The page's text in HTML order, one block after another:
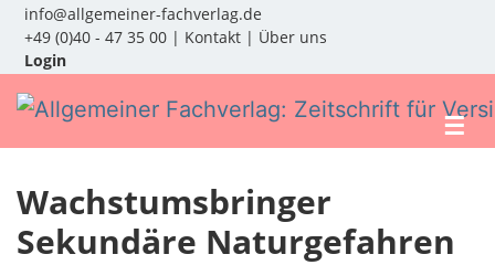
info@allgemeiner-fachverlag.de
+49 (0)40 - 47 35 00 | Kontakt | Über uns
Login
☰
Wachstumsbringer
Sekundäre Naturgefahren